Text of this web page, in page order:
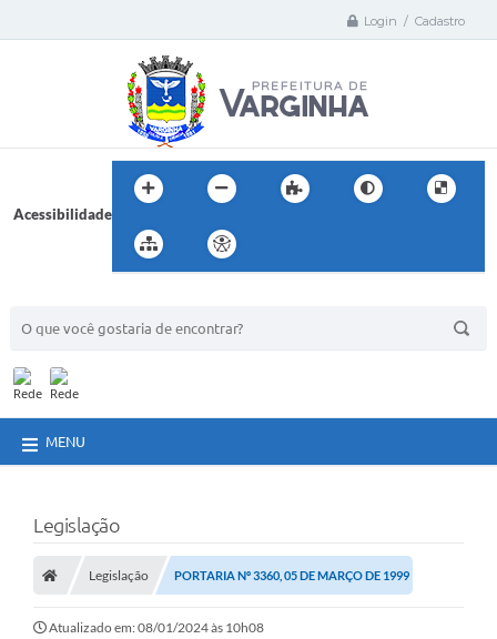
Login / Cadastro
Acessibilidade
MENU
Legislação
Legislação PORTARIA Nº 3360, 05 DE MARÇO DE 1999
Atualizado em: 08/01/2024 às 10h08